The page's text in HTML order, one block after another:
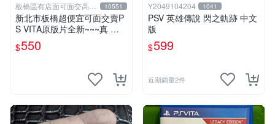
板橋區有店面可面交高價
回收電玩
10551
新北市板橋超便宜可面交賣P
S VITA原版片全新~~~真 三
國無雙 英傑傳 中文版~~~下
標就賣不用等
$550
Y2049104204 1041
PSV 英雄傳說 閃之軌跡 中文
版
$599
近期銷量2件